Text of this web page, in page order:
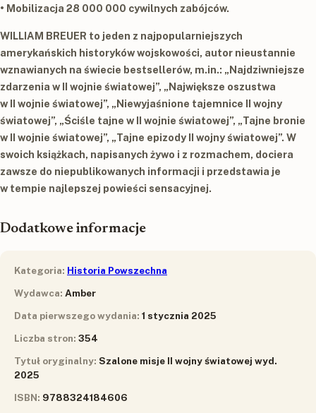
• Mobilizacja 28 000 000 cywilnych zabójców.
WILLIAM BREUER to jeden z najpopularniejszych
amerykańskich historyków wojskowości, autor nieustannie
wznawianych na świecie bestsellerów, m.in.: „Najdziwniejsze
zdarzenia w II wojnie światowej”, „Największe oszustwa
w II wojnie światowej”, „Niewyjaśnione tajemnice II wojny
światowej”, „Ściśle tajne w II wojnie światowej”, „Tajne bronie
w II wojnie światowej”, „Tajne epizody II wojny światowej”. W
swoich książkach, napisanych żywo i z rozmachem, dociera
zawsze do niepublikowanych informacji i przedstawia je
w tempie najlepszej powieści sensacyjnej.
Dodatkowe informacje
Kategoria: Historia Powszechna
Wydawca: Amber
Data pierwszego wydania: 1 stycznia 2025
Liczba stron: 354
Tytuł oryginalny: Szalone misje II wojny światowej wyd.
2025
ISBN: 9788324184606